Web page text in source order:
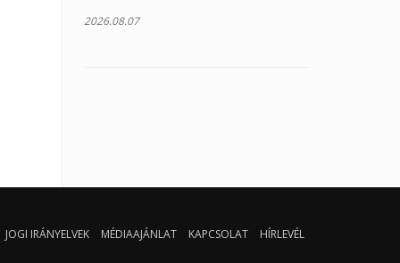
2026.08.07
JOGI IRÁNYELVEK MÉDIAAJÁNLAT KAPCSOLAT HÍRLEVÉL